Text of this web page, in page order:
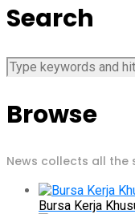
Search
Browse
News collects all the
Bursa Kerja